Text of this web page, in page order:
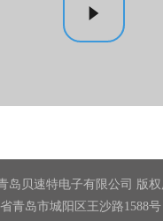
岛贝速特电子有限公司 版权
青岛市城阳区王沙路1588